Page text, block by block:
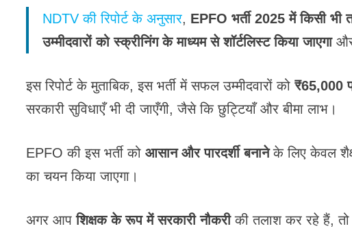
NDTV की रिपोर्ट के अनुसार, EPFO भर्ती 2025 में किसी भी
उम्मीदवारों को स्क्रीनिंग के माध्यम से शॉर्टलिस्ट किया जाएगाऔर
इस रिपोर्ट के मुताबिक, इस भर्ती में सफल उम्मीदवारों को₹65,000
सरकारी सुविधाएँ भी दी जाएँगी, जैसे कि छुट्टियाँ और बीमा लाभ।
EPFO की इस भर्ती कोआसान और पारदर्शी बनानेके लिए केवल
का चयन किया जाएगा।
अगर आपशिक्षक के रूप में सरकारी नौकरीकी तलाश कर रहे हैं,